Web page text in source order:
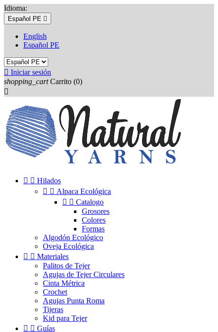
Idioma:
Español PE 
English
Español PE
 Iniciar sesión
shopping_cart Carrito (0)

  Hilados
  Alpaca Ecológica
  Catalogo
Grosores
Colores
Formas
Algodón Ecológico
Oveja Ecológica
  Materiales
Palitos de Tejer
Agujas de Tejer Circulares
Cinta Métrica
Crochet
Agujas Punta Roma
Tijeras
Kid para Tejer
  Guías